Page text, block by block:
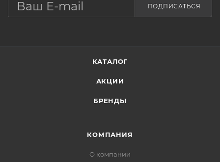
ПОДПИСАТЬСЯ
КАТАЛОГ
АКЦИИ
БРЕНДЫ
КОМПАНИЯ
О компании